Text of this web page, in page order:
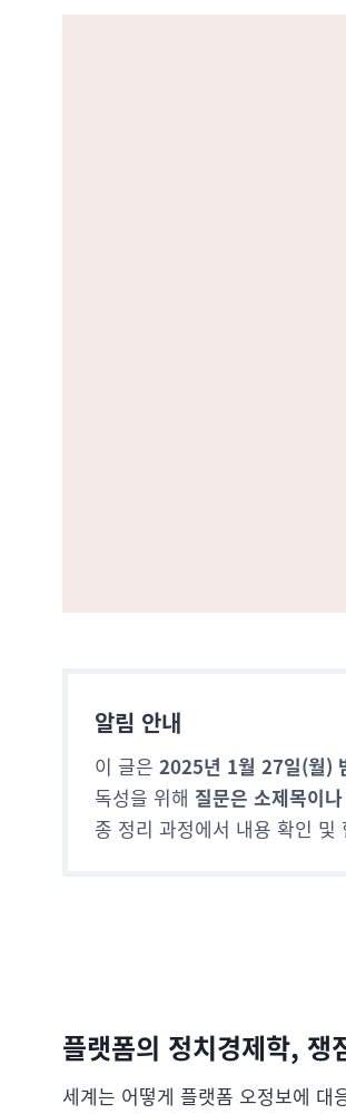
알림 안내
이 글은 2025년 1월 27일(월)
독성을 위해 질문은 소제목이
종 정리 과정에서 내용 확인
플랫폼의 정치경제학, 쟁
세계는 어떻게 플랫폼 오정보에 대